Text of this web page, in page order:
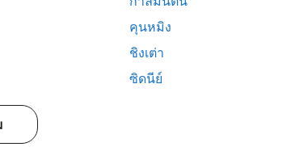
คุนหมิง
ชิงเต่า
ซิดนีย์